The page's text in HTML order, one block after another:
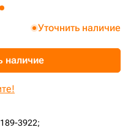
189-3922;
Уточнить наличие
наличие